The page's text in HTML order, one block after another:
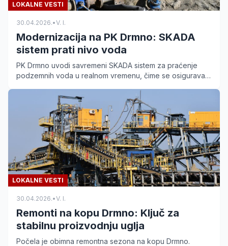
LOKALNE VESTI
30.04.2026.•V. I.
Modernizacija na PK Drmno: SKADA
sistem prati nivo voda
PK Drmno uvodi savremeni SKADA sistem za praćenje
podzemnih voda u realnom vremenu, čime se osigurava
LOKALNE VESTI
30.04.2026.•V. I.
Remonti na kopu Drmno: Ključ za
stabilnu proizvodnju uglja
Počela je obimna remontna sezona na kopu Drmno.